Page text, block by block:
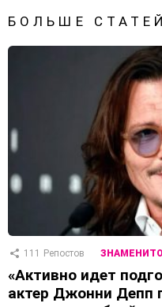
БОЛЬШЕ СТАТЕЙ
111 Репостов
«Активно идет
актер Джонни Депп